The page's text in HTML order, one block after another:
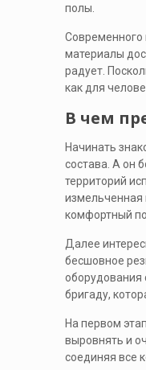
полы.
Современного
материалы
радует.
как для
В чем
Начинать
состава. А он
территорий
измельченная
комфортный
Далее
бесшовное
оборудования
бригаду,
На первом
выровнять и
соединяя все